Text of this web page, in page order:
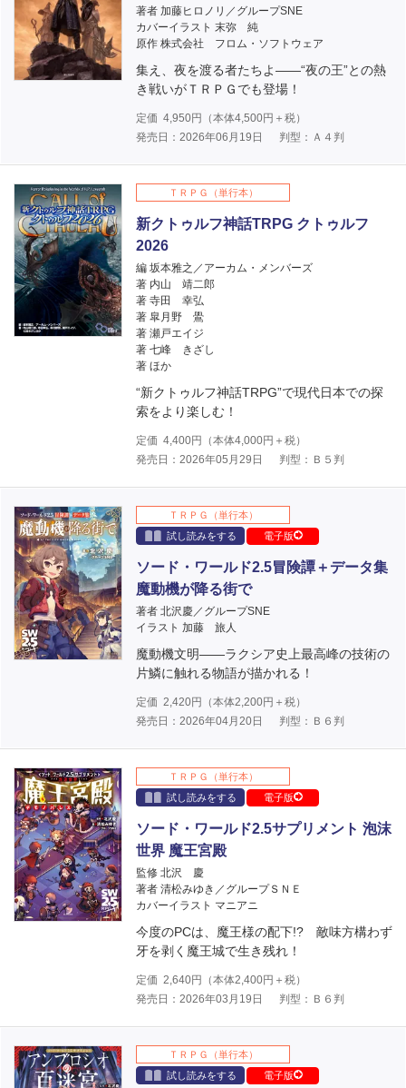
著者 加藤ヒロノリ／グループSNE
カバーイラスト 末弥 純
原作 株式会社 フロム・ソフトウェア
集え、夜を渡る者たちよ――“夜の王”との熱
き戦いがＴＲＰＧでも登場！
定価 4,950円（本体4,500円＋税）
発売日：2026年06月19日
判型：Ａ４判
ＴＲＰＧ（単行本）
新クトゥルフ神話TRPG クトゥルフ
2026
編 坂本雅之／アーカム・メンバーズ
著 内山 靖二郎
著 寺田 幸弘
著 皐月野 鷽
著 瀬戸エイジ
著 七峰 きざし
著 ほか
“新クトゥルフ神話TRPG”で現代日本での探
索をより楽しむ！
定価 4,400円（本体4,000円＋税）
発売日：2026年05月29日
判型：Ｂ５判
ＴＲＰＧ（単行本）
試し読みをする
電子版
ソード・ワールド2.5冒険譚＋データ集
魔動機が降る街で
著者 北沢慶／グループSNE
イラスト 加藤 旅人
魔動機文明――ラクシア史上最高峰の技術の
片鱗に触れる物語が描かれる！
定価 2,420円（本体2,200円＋税）
発売日：2026年04月20日
判型：Ｂ６判
ＴＲＰＧ（単行本）
試し読みをする
電子版
ソード・ワールド2.5サプリメント 泡沫
世界 魔王宮殿
監修 北沢 慶
著者 清松みゆき／グループＳＮＥ
カバーイラスト マニアニ
今度のPCは、魔王様の配下!? 敵味方構わず
牙を剥く魔王城で生き残れ！
定価 2,640円（本体2,400円＋税）
発売日：2026年03月19日
判型：Ｂ６判
ＴＲＰＧ（単行本）
試し読みをする
電子版